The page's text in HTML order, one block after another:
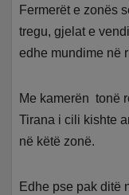
Fermerët e zonës
tregu, gjelat e
edhe mundime në
Me kamerën tonë
Tirana i cili kishte
në këtë zonë.
Edhe pse pak ditë